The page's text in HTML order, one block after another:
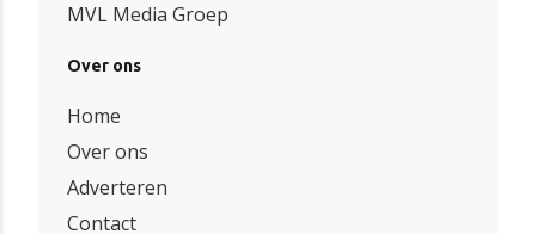
MVL Media Groep
Over ons
Home
Over ons
Adverteren
Contact